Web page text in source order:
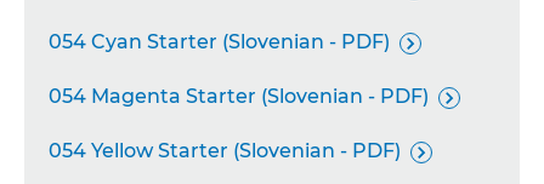
054 Cyan Starter (Slovenian - PDF) 
054 Magenta Starter (Slovenian - PDF) 
054 Yellow Starter (Slovenian - PDF) 